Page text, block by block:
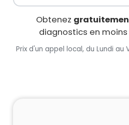
Obtenez
diagnostics en
Prix d'un appel local, du Lundi au